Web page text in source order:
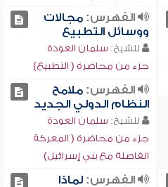
الفهرس:مجالات
ووسائل التطبيع
للشيخ: سلمان العودة
جزء من محاضرة ( التطبيع)
الفهرس:ملامح
النظام الدولي الجديد
للشيخ: سلمان العودة
جزء من محاضرة ( المعركة
الفاصلة مع بني إسرائيل)
الفهرس:لماذا